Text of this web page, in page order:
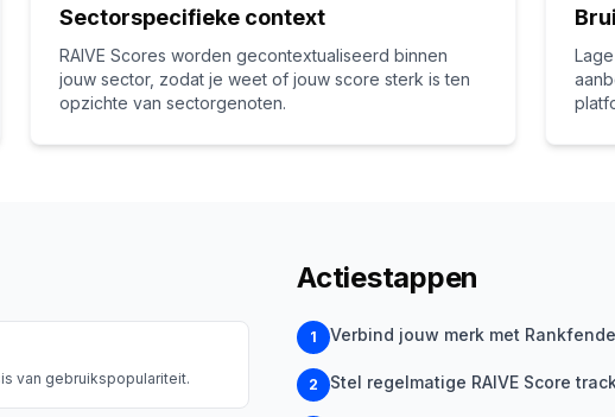
Sectorspecifieke context
RAIVE Scores worden gecontextualiseerd binnen
jouw sector, zodat je weet of jouw score sterk is ten
opzichte van sectorgenoten.
van gebruikspopulariteit.
Actiestappen
1 Verbind jouw merk met
2 Stel regelmatige RAIVE Score